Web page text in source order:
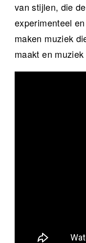
van stijlen, die
experimenteel
maken muziek
maakt en